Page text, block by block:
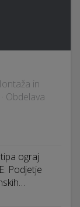
in
Obdelava
ograj
Podjetje